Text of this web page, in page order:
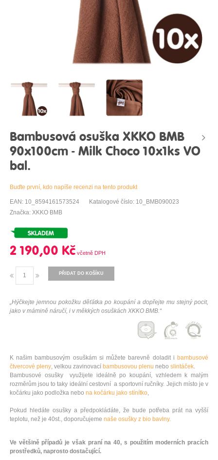
Bambusová osuška XKKO BMB
90x100cm - Milk Choco 10x1ks VO
bal.
Buďte první, kdo napíše recenzi na tento produkt
EAN: 10_8594161573524
Katalogové číslo: 10_BMB090023
Značka: XKKO BMB
2 190,00 Kč
PŘIDAT DO KOŠÍKU
„Hýčkejte jemnou pokožku děťátka po koupání a dopřejte mu stejný pocit,
jako v mámině náručí, i v měkkých osuškách XKKO BMB.“
K našim bambusovým osuškám si můžete barevně doladit i bambusové
čtvercové pleny, velkou zavinovací bambusovou plenu nebo slintáček.
Bambusové osušky využijete ideálně po koupání, vzhledem k malým
rozměrům jsou to taky ideální cestovní a sportovní ručníky. Jejich místo je v
kočárku jako podložka nebo na kočárku jako stínítko,
Pokud hledáte osušky a předpokládáte, že bude potřeba prát na vyšší
teplotu, než je 40st., doporučujeme naše osušky z bio bavlny.
Ve většině případů je však praní na 40, s použitím moderních pracích
prostředků, naprosto dostačující.